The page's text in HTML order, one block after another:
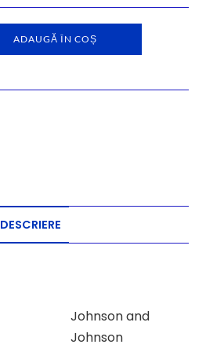
ADAUGĂ ÎN COȘ
DESCRIERE
Johnson and
Johnson